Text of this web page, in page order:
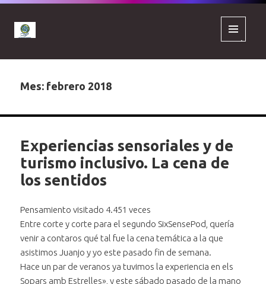
WIDGETS
Mes: febrero 2018
Experiencias sensoriales y de
turismo inclusivo. La cena de
los sentidos
Pensamiento visitado 4.451 veces
Entre corte y corte para el segundo SixSensePod, quería
venir a contaros qué tal fue la cena temática a la que
asistimos Juanjo y yo este pasado fin de semana.
Hace un par de veranos ya tuvimos la experiencia en els
Sopars amb Estrelles» , y este sábado pasado de la mano